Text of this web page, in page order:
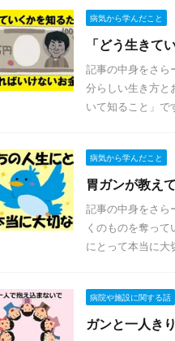
病気から学んだこと
「どう生きて
記事の中身をさら
分らしい生き方と
いて知ること」で
病気から学んだこと
胃ガンが教え
記事の中身をさら
くのものを奪っ
にとって本当に大
病院や施設に関する話
ガンと一人き